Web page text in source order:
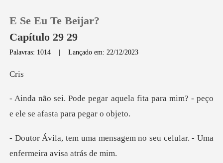
Loja
E Se Eu Te Beijar?
Capítulo 29 29
Palavras: 1014 |Lançado em: 22/12/2023
r
ela fita para mim? - peço
e ele
agem no seu celular. - Uma
e